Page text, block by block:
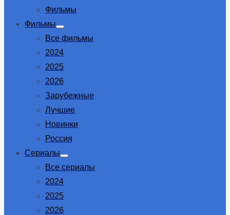
Фильмы
Фильмы
Show
sub
Все фильмы
2024
2025
2026
Зарубежные
Лучшие
Новинки
Россия
Сериалы
Show
sub
Все сериалы
2024
2025
2026